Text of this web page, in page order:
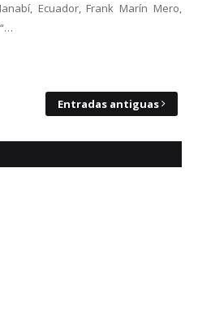
Ecuador, Frank Marín Mero,
Entradas antiguas